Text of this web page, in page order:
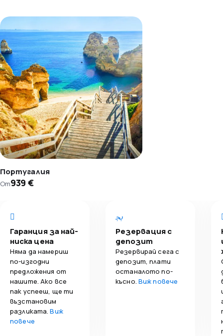
Португалия
От939 €
Гаранция за най-
ниска цена
Няма да намериш
по-изгодни
предложения от
нашите. Ако все
пак успееш, ще ти
възстановим
разликата.Виж
повече
Резервация с
депозит
Резервирай сега с
депозит, плати
останалото по-
късно. Виж повече